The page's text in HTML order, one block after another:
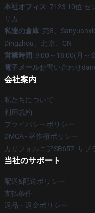
本社オフィス: 7123 10位 セ
リカ
私達の倉庫: 第8、
Dingzhou、北京、CN
営業時間: 9:00～18:00(月～
電子メールお問い合わせ
会社案内
私たちについて
利用規約
プライバシーポリシー
DMCA - 著作権ポリシー
カリフォルニアSB657: サ
当社のサポート
配送&配送ポリシー
支払条件
返品・返金ポリシー